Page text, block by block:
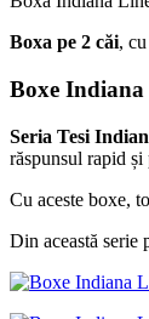
Boxa pe 2 căi,
Boxe Indiana
Seria Tesi
răspunsul rapid și
Cu aceste boxe,
Din această serie